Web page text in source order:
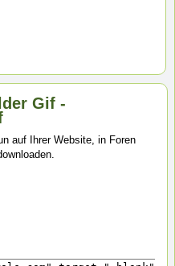
Gif -
auf Ihrer Website, in Foren